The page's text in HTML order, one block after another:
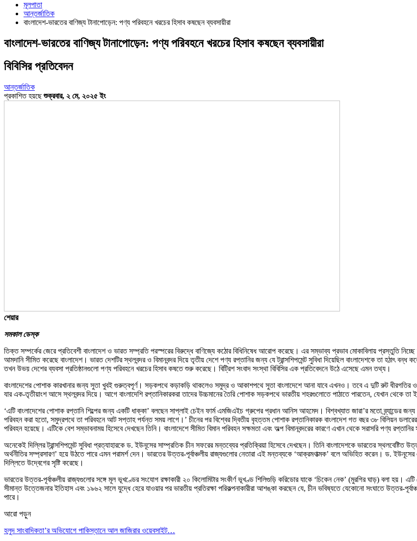
মূলপাতা
আন্তর্জাতিক
বাংলাদেশ-ভারতের বাণিজ্য টানাপোড়েন: পণ্য পরিবহনে খরচের হিসাব কষছেন ব্যবসায়ীরা
বাংলাদেশ-ভারতের বাণিজ্য টানাপোড়েন: পণ্য পরিবহনে খরচের হিসাব কষছেন ব্যবসায়ীরা
বিবিসির প্রতিবেদন
আন্তর্জাতিক
প্রকাশিত হয়ছেশুক্রবার, ২ মে, ২০২৫ ইং
শেয়ার
সমকাল ডেস্ক
তিক্ত সম্পর্কের জেরে প্রতিবেশী বাংলাদেশ ও ভারত সম্প্রতি পরস্পরের বিরুদ্ধে বাণিজ্যে কঠোর বিধিনিষেধ আরোপ করেছে। এর সম্ভাব্য প্রভাব মোকাবিলায় প্রস্তুতি
আমদানি সীমিত করেছে বাংলাদেশ। ভারত দেশটির স্থলবন্দর ও বিমানবন্দর দিয়ে তৃতীয় দেশে পণ্য রপ্তানির জন্য যে ট্রান্সশিপমেন্ট সুবিধা দিয়েছিল বাংলাদেশকে তা হঠাৎ
তখন উভয় দেশের ব্যবসা প্রতিষ্ঠানগুলো পণ্য পরিবহনে খরচের হিসাব কষতে শুরু করেছে। বিট্রিশ সংবাদ সংস্থা বিবিসির এক প্রতিবেদনে উঠে এসেছে এমন তথ্য।
বাংলাদেশের পোশাক কারখানার জন্য সুতা খুবই গুরুত্বপূর্ণ। সড়কপথে কড়াকড়ি থাকলেও সমুদ্র ও আকাশপথে সুতা বাংলাদেশে আনা যাবে এখনও। তবে এ দুটি রুট ধীরগতির
যার এক-তৃতীয়াংশ আসে স্থলবন্দর দিয়ে। আগে বাংলাদেশি রপ্তানিকারকরা তাদের উচ্চমানের তৈরি পোশাক সড়কপথে ভারতীয় শহরগুলোতে পাঠাতে পারতেন, যেখান থেকে তা
‘এটি বাংলাদেশের পোশাক রপ্তানি শিল্পের জন্য একটি ধাক্কা’ বলছেন সাপ্লাই চেইন ফার্ম এমজিএইচ গ্রুপের প্রধান আনিস আহমেদ। বিশ্বখ্যাত জারা’র মতো ব্র্যান্ডের
পরিবহন করা হতো, সমুদ্রপথে তা পরিবহনে আট সপ্তাহ পর্যন্ত সময় লাগে।’ চীনের পর বিশ্বের দ্বিতীয় বৃহত্তম পোশাক রপ্তানিকারক বাংলাদেশ গত বছর ৩৮ বিলিয়ন
পরিবহন হয়েছে। এটিকে বেশ সম্ভাবনাময় হিসেবে দেখছেন তিনি। বাংলাদেশে সীমিত বিমান পরিবহন সক্ষমতা এবং অল্প বিমানবন্দরের কারণে এখান থেকে সরাসরি পণ্য
অনেকেই দিল্লির ট্রান্সশিপমেন্ট সুবিধা প্রত্যাহারকে ড. ইউনূসের সাম্প্রতিক চীন সফরের মন্তব্যের প্রতিক্রিয়া হিসেবে দেখছেন। তিনি বাংলাদেশকে ভারতের
অর্থনীতির সম্প্রসারণ’ হয়ে উঠতে পারে এমন পরামর্শ দেন। ভারতের উত্তর-পূর্বাঞ্চলীয় রাজ্যগুলোর নেতারা এই মন্তব্যকে ‘আক্রমণাত্মক’ বলে অভিহিত করেন। ড.
দিল্লিতে উদ্বেগের সৃষ্টি করেছে।
ভারতের উত্তর-পূর্বাঞ্চলীয় রাজ্যগুলোর সঙ্গে মূল ভূখণ্ডের সংযোগ রক্ষাকারী ২০ কিলোমিটার সংকীর্ণ ভূখণ্ড শিলিগুড়ি করিডোর যাকে ‘চিকেন নেক’ (মুরগির ঘাড়) বলা হয়।
সীমান্ত উত্তেজনার ইতিহাস এবং ১৯৬২ সালে যুদ্ধে হেরে যাওয়ার পর ভারতীয় প্রতিরক্ষা পরিকল্পনাকারীরা আশঙ্কা করছেন যে, চীন ভবিষ্যতে যেকোনো সংঘাতে উত্তর-
পারে।
আরো পড়ুন
হলুদ সাংবাদিকতা’র অভিযোগে পাকিস্তানে আল জাজিরার ওয়েবসাইট…